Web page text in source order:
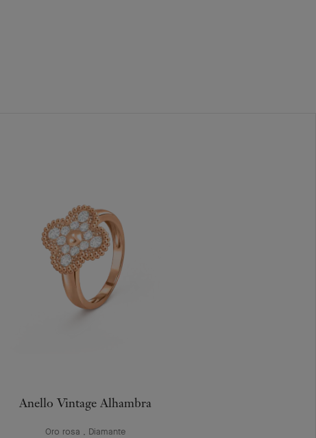
Anello Vintage Alhambra
Oro rosa , Diamante